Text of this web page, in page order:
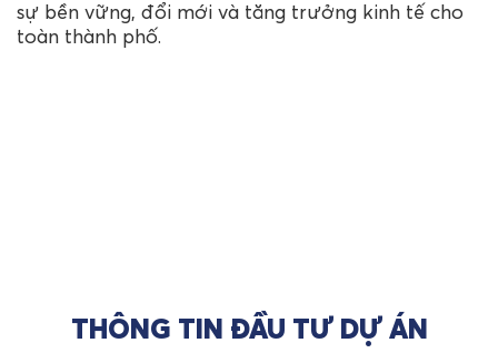
sự bền vững, đổi mới và tăng trưởng kinh tế cho
toàn thành phố.
THÔNG TIN ĐẦU TƯ DỰ ÁN